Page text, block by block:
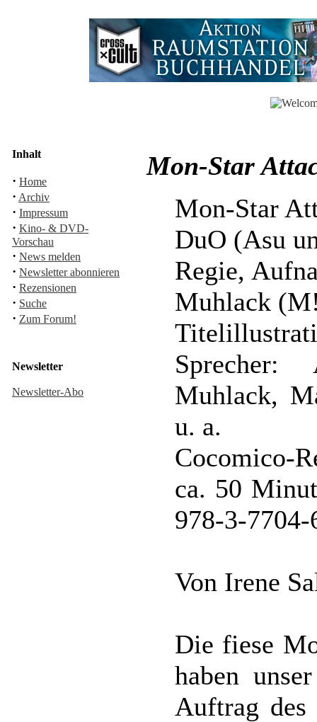
Inhalt
· Home
· Archiv
· Impressum
· Kino- & DVD-
Vorschau
· News melden
· Newsletter abonnieren
· Rezensionen
· Suche
· Zum Forum!
Newsletter
Newsletter-Abo
Mon-Star
Mon-Star
DuO (Asu
Regie,
Muhlack
Sprecher:
Muhlack,
u. a.
Cocomico-
ca. 50
978-3-7704-
Von Irene
Die fiese
haben
Auftrag